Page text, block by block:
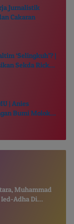
Jurnalistik
Cakaran
‘Selingkuh’? |
Sekda Ricky
| Anies
Bumi Moloku
Muhammad
Adha Di